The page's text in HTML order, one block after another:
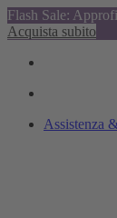
Flash Sale:
Acquista subito
Assistenza